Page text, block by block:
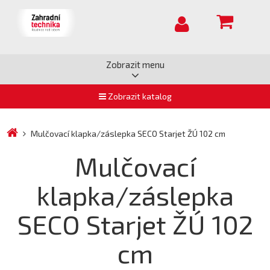
Zobrazit menu
Zobrazit katalog
Mulčovací klapka/záslepka SECO Starjet ŽÚ 102 cm
Mulčovací
klapka/záslepka
SECO Starjet ŽÚ 102
cm